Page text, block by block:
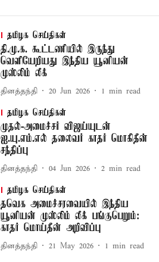
தமிழக செய்திகள்
தி.மு.க. கூட்டணியில் இருந்து
வெளியேறியது இந்திய யூனியன்
முஸ்லிம் லீக்
தினத்தந்தி 20 Jun 2026 1 min read
தமிழக செய்திகள்
முதல்-அமைச்சர் விஜய்யுடன்
ஐ.யு.எம்.எல் தலைவர் காதர் மொகிதீன்
சந்திப்பு
தினத்தந்தி 04 Jun 2026 2 min read
தமிழக செய்திகள்
தவெக அமைச்சரவையில் இந்திய
யூனியன் முஸ்லிம் லீக் பங்குபெறும்:
காதர் மொய்தீன் அறிவிப்பு
தினத்தந்தி 21 May 2026 1 min read